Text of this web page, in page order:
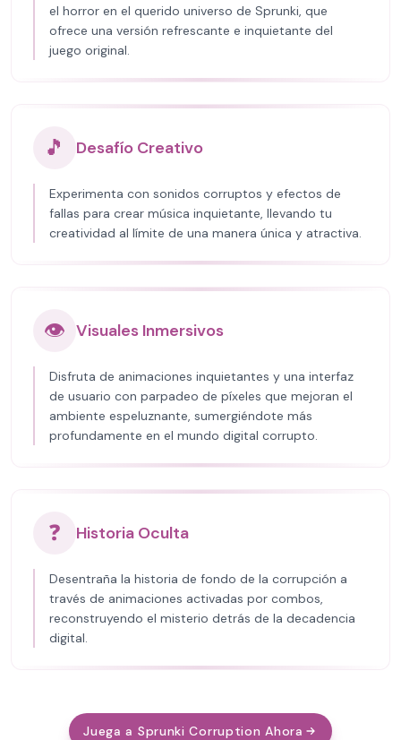
el horror en el querido universo de Sprunki, que
ofrece una versión refrescante e inquietante del
juego original.
🎵 Desafío Creativo
Experimenta con sonidos corruptos y efectos de
fallas para crear música inquietante, llevando tu
creatividad al límite de una manera única y atractiva.
👁️ Visuales Inmersivos
Disfruta de animaciones inquietantes y una interfaz
de usuario con parpadeo de píxeles que mejoran el
ambiente espeluznante, sumergiéndote más
profundamente en el mundo digital corrupto.
❓ Historia Oculta
Desentraña la historia de fondo de la corrupción a
través de animaciones activadas por combos,
reconstruyendo el misterio detrás de la decadencia
digital.
Juega a Sprunki Corruption Ahora